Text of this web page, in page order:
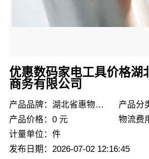
优惠数码家电工具价格湖
商务有限公司
产品品牌：湖北省惠物电子商务有限公司
产品分
产品价格：0 元
物流费
计量单位：件
发布日期：2026-07-02 12:16:45